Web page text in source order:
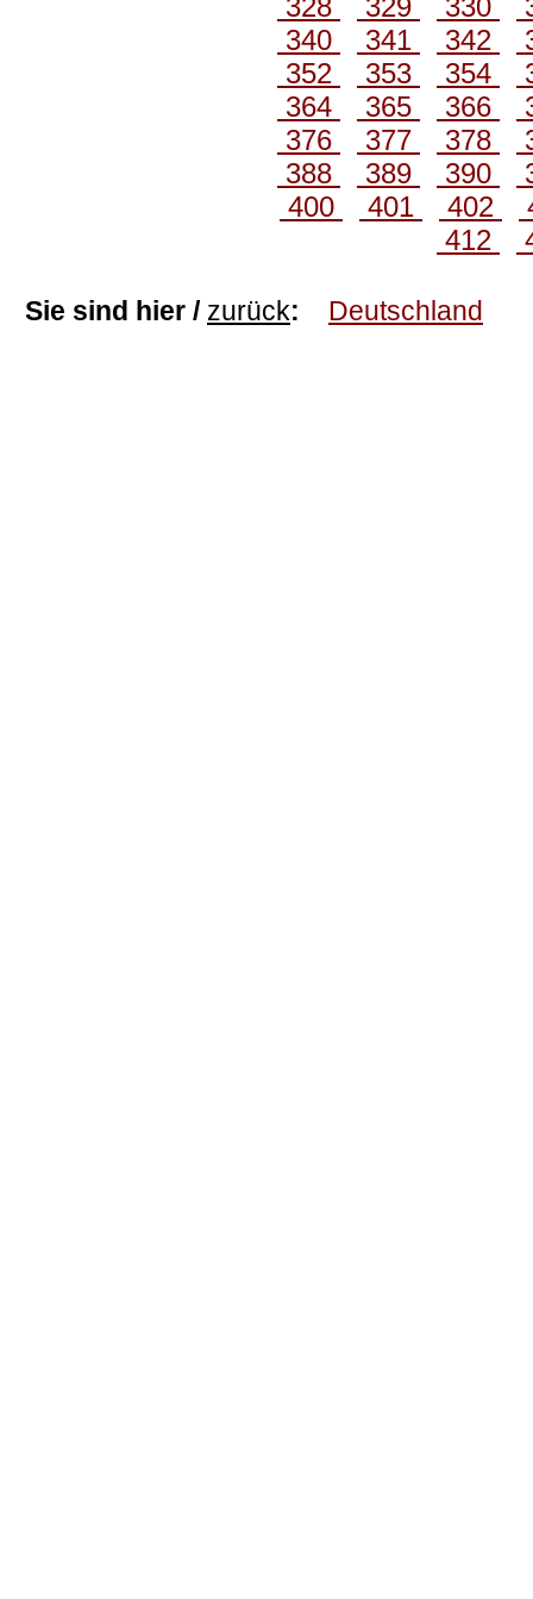
328 329 330
340
341 342
352
353 354
364
365 366
376
377 378
388
389 390
400
401 402
412
Sie sind hier / zurück: Deutschland